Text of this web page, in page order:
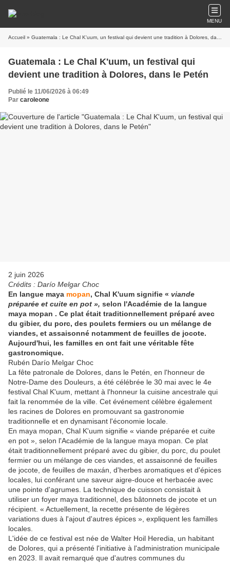
MENU
Accueil » Guatemala : Le Chal K'uum, un festival qui devient une tradition à Dolores, dans le Petén
Guatemala : Le Chal K'uum, un festival qui
devient une tradition à Dolores, dans le Petén
Publié le 11/06/2026 à 06:49
Par caroleone
2 juin 2026
Crédits : Darío Melgar Choc
En langue maya mopan, Chal K'uum signifie « viande
préparée et cuite en pot », selon l'Académie de la langue
maya mopan . Ce plat était traditionnellement préparé avec
du gibier, du porc, des poulets fermiers ou un mélange de
viandes, et assaisonné notamment de feuilles de jocote.
Aujourd'hui, les familles en ont fait une véritable fête
gastronomique.
Rubén Darío Melgar Choc
La fête patronale de Dolores, dans le Petén, en l'honneur de
Notre-Dame des Douleurs, a été célébrée le 30 mai avec le 4e
festival Chal K'uum, mettant à l'honneur la cuisine ancestrale qui
fait la renommée de la ville. Cet événement célèbre également
les racines de Dolores en promouvant sa gastronomie
traditionnelle et en dynamisant l'économie locale.
En maya mopan, Chal K'uum signifie « viande préparée et cuite
en pot », selon l'Académie de la langue maya mopan. Ce plat
était traditionnellement préparé avec du gibier, du porc, du poulet
fermier ou un mélange de ces viandes, et assaisonné de feuilles
de jocote, de feuilles de maxán, d'herbes aromatiques et d'épices
locales, lui conférant une saveur aigre-douce et herbacée avec
une pointe d'agrumes. La technique de cuisson consistait à
utiliser un foyer maya traditionnel, des bâtonnets de jocote et un
récipient. « Actuellement, la recette présente de légères
variations dues à l'ajout d'autres épices », expliquent les familles
locales.
L'idée de ce festival est née de Walter Hoil Heredia, un habitant
de Dolores, qui a présenté l'initiative à l'administration municipale
en 2023. Il avait remarqué que d'autres communes du